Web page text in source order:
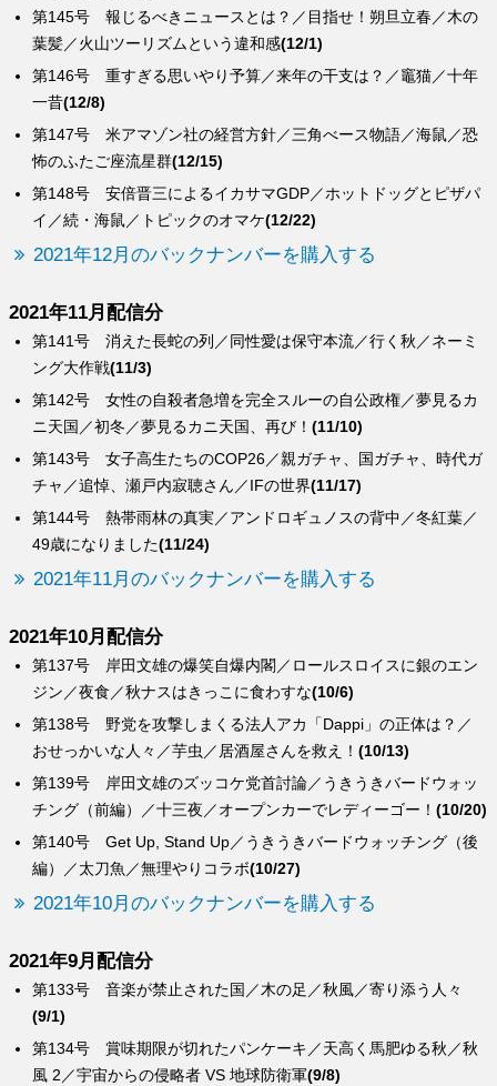
第148号 安倍晋三によるイカサマGDP／ホットドッグとピザパ
イ／続・海鼠／トピックのオマケ(12/22)
第147号 米アマゾン社の経営方針／三角べース物語／海鼠／恐
怖のふたご座流星群(12/15)
第146号 重すぎる思いやり予算／来年の干支は？／竈猫／十年
一昔(12/8)
第145号 報じるべきニュースとは？／目指せ！朔旦立春／木の
葉髪／火山ツーリズムという違和感(12/1)
2021年12月のバックナンバーを購入する
2021年11月配信分
第144号 熱帯雨林の真実／アンドロギュノスの背中／冬紅葉／
49歳になりました(11/24)
第143号 女子高生たちのCOP26／親ガチャ、国ガチャ、時代ガ
チャ／追悼、瀬戸内寂聴さん／IFの世界(11/17)
第142号 女性の自殺者急増を完全スルーの自公政権／夢見るカ
ニ天国／初冬／夢見るカニ天国、再び！(11/10)
第141号 消えた長蛇の列／同性愛は保守本流／行く秋／ネーミ
ング大作戦(11/3)
2021年11月のバックナンバーを購入する
2021年10月配信分
第140号 Get Up, Stand Up／うきうきバードウォッチング（後
編）／太刀魚／無理やりコラボ(10/27)
第139号 岸田文雄のズッコケ党首討論／うきうきバードウォッ
チング（前編）／十三夜／オープンカーでレディーゴー！(10/20)
第138号 野党を攻撃しまくる法人アカ「Dappi」の正体は？／
おせっかいな人々／芋虫／居酒屋さんを救え！(10/13)
第137号 岸田文雄の爆笑自爆内閣／ロールスロイスに銀のエン
ジン／夜食／秋ナスはきっこに食わすな(10/6)
2021年10月のバックナンバーを購入する
2021年9月配信分
第134号 賞味期限が切れたパンケーキ／天高く馬肥ゆる秋／秋
風 2／宇宙からの侵略者 VS 地球防衛軍(9/8)
第133号 音楽が禁止された国／木の足／秋風／寄り添う人々
(9/1)